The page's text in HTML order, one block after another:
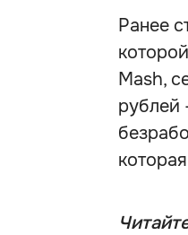
Ранее
Mash,
рублей